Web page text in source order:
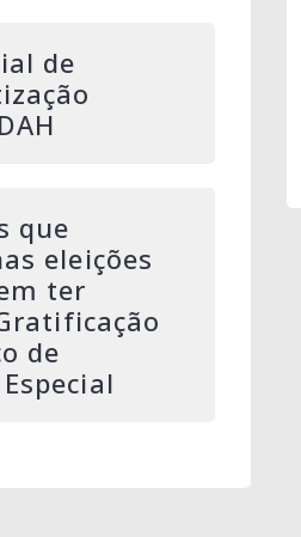
de
que
eleições
ter
de